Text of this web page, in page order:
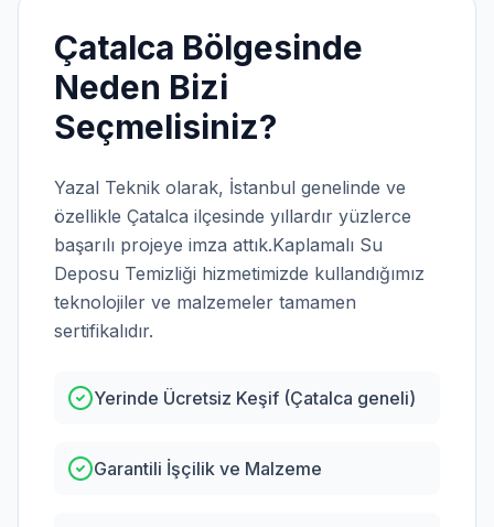
Çatalca Bölgesinde
Neden Bizi
Seçmelisiniz?
Yazal Teknik olarak, İstanbul genelinde ve
özellikle Çatalca ilçesinde yıllardır yüzlerce
başarılı projeye imza attık.Kaplamalı Su
Deposu Temizliği hizmetimizde kullandığımız
teknolojiler ve malzemeler tamamen
sertifikalıdır.
Yerinde Ücretsiz Keşif (Çatalca geneli)
Garantili İşçilik ve Malzeme